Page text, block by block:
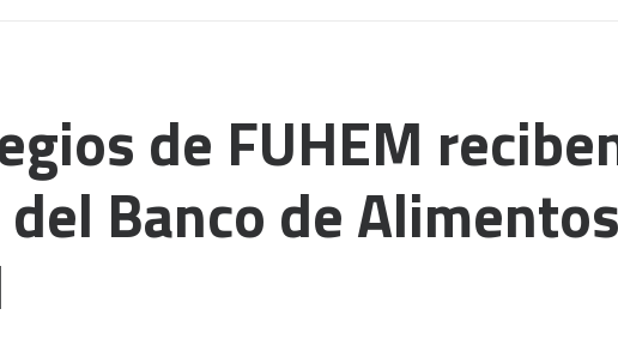
de FUHEM
Banco de